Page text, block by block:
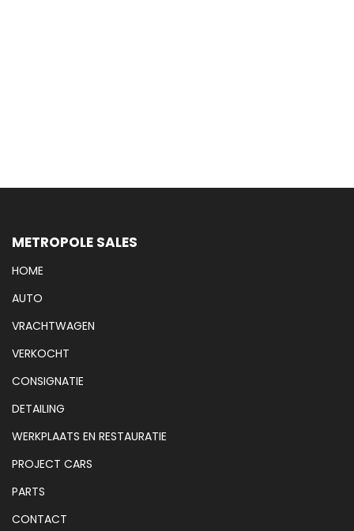
METROPOLE SALES
HOME
AUTO
VRACHTWAGEN
VERKOCHT
CONSIGNATIE
DETAILING
WERKPLAATS EN RESTAURATIE
PROJECT CARS
PARTS
CONTACT